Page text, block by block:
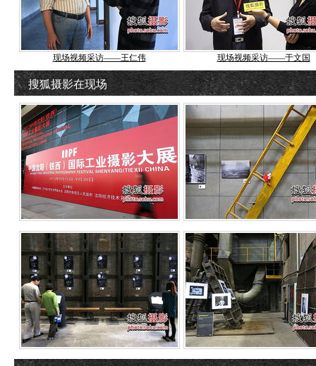
现场视频采访——王仁伟 现场视频采访——于文国
搜狐摄影在现场